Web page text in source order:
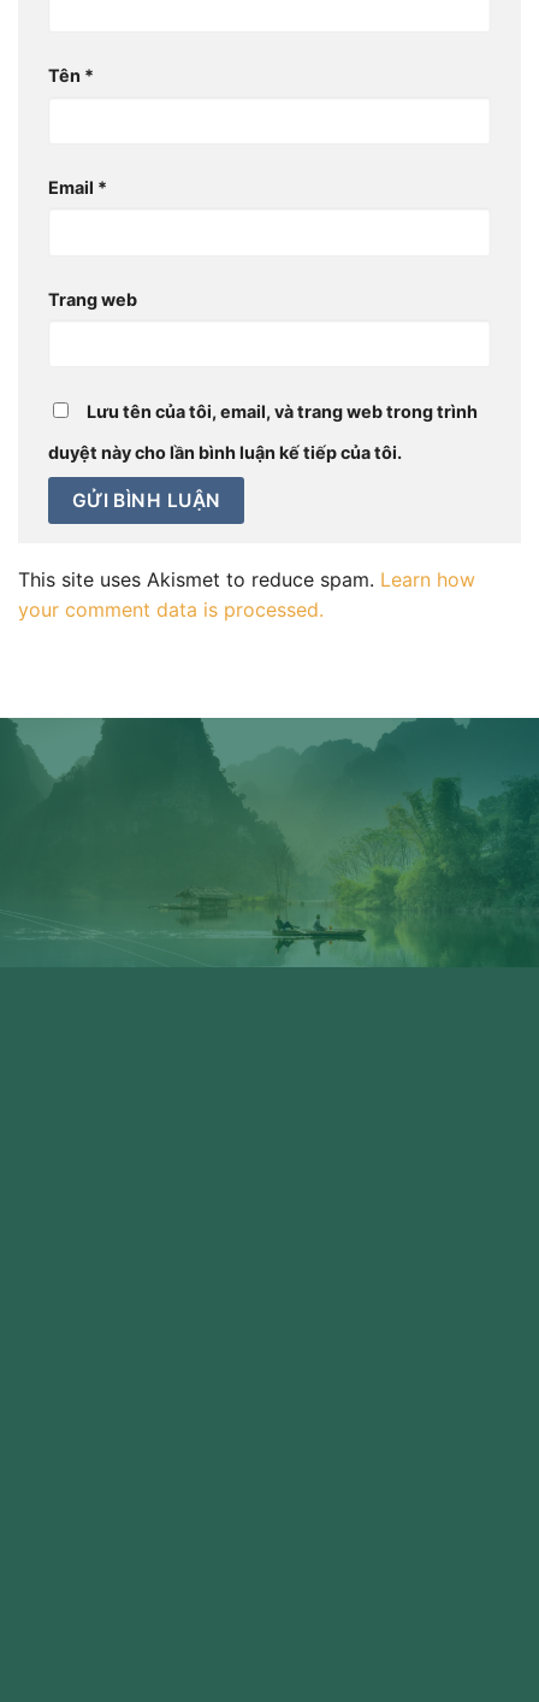
Tên *
Email *
Trang web
Lưu tên của tôi, email, và trang web trong trình
duyệt này cho lần bình luận kế tiếp của tôi.
This site uses Akismet to reduce spam. Learn how
your comment data is processed.